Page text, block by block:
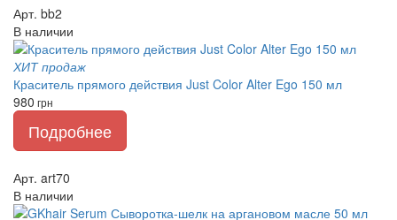
Арт. bb2
В наличии
ХИТ продаж
Краситель прямого действия Just Color Alter Ego 150 мл
980 грн
Подробнее
Арт. art70
В наличии